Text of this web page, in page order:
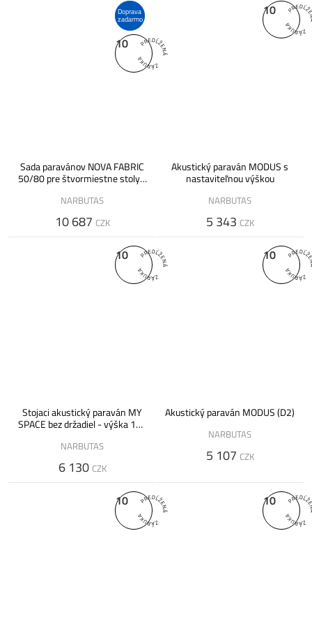
Doprava
zadarmo
10
Sada paravánov NOVA FABRIC
50/80 pre štvormiestne stoly -
doskou
NARBUTAS
10 687 CZK
10
Akustický paraván MODUS s
nastaviteľnou výškou
NARBUTAS
5 343 CZK
10
Stojaci akustický paraván MY
SPACE bez držadiel - výška 162
NARBUTAS
6 130 CZK
10
Akustický paraván MODUS (D2)
NARBUTAS
5 107 CZK
10 10